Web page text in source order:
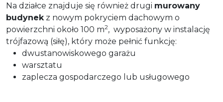
Na działce znajduje się również drugi murowany
budynekz nowym pokryciem dachowym o
powierzchni około 100 m2, wyposażony w instalację
trójfazową (siłę), który może pełnić funkcję:
dwustanowiskowego garażu
warsztatu
zaplecza gospodarczego lub usługowego